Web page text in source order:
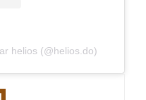
helios (@helios.do)